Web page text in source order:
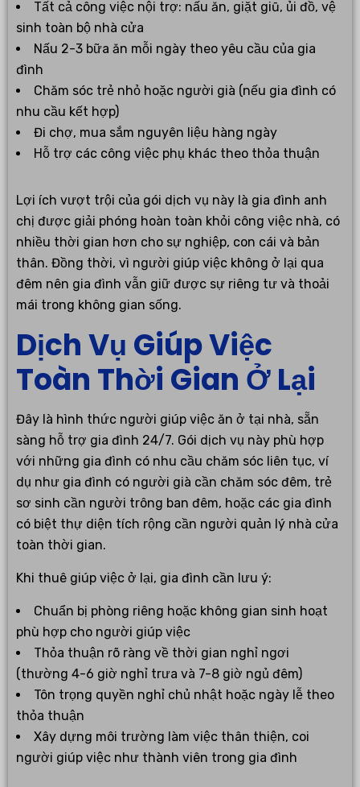
Tất cả công việc nội trợ: nấu ăn, giặt giũ, ủi đồ, vệ
sinh toàn bộ nhà cửa
Nấu 2-3 bữa ăn mỗi ngày theo yêu cầu của gia
đình
Chăm sóc trẻ nhỏ hoặc người già (nếu gia đình có
nhu cầu kết hợp)
Đi chợ, mua sắm nguyên liệu hàng ngày
Hỗ trợ các công việc phụ khác theo thỏa thuận
Lợi ích vượt trội của gói dịch vụ này là gia đình anh
chị được giải phóng hoàn toàn khỏi công việc nhà, có
nhiều thời gian hơn cho sự nghiệp, con cái và bản
thân. Đồng thời, vì người giúp việc không ở lại qua
đêm nên gia đình vẫn giữ được sự riêng tư và thoải
mái trong không gian sống.
Dịch Vụ Giúp Việc
Toàn Thời Gian Ở Lại
Đây là hình thức người giúp việc ăn ở tại nhà, sẵn
sàng hỗ trợ gia đình 24/7. Gói dịch vụ này phù hợp
với những gia đình có nhu cầu chăm sóc liên tục, ví
dụ như gia đình có người già cần chăm sóc đêm, trẻ
sơ sinh cần người trông ban đêm, hoặc các gia đình
có biệt thự diện tích rộng cần người quản lý nhà cửa
toàn thời gian.
Khi thuê giúp việc ở lại, gia đình cần lưu ý:
Chuẩn bị phòng riêng hoặc không gian sinh hoạt
phù hợp cho người giúp việc
Thỏa thuận rõ ràng về thời gian nghỉ ngơi
(thường 4-6 giờ nghỉ trưa và 7-8 giờ ngủ đêm)
Tôn trọng quyền nghỉ chủ nhật hoặc ngày lễ theo
thỏa thuận
Xây dựng môi trường làm việc thân thiện, coi
người giúp việc như thành viên trong gia đình